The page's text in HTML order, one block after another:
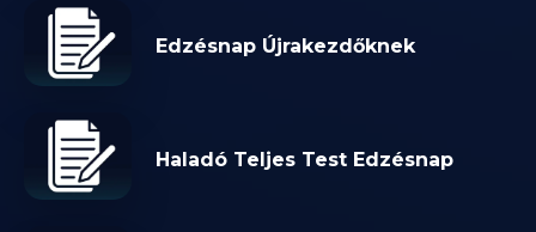
Edzésnap Újrakezdőknek
Haladó Teljes Test Edzésnap